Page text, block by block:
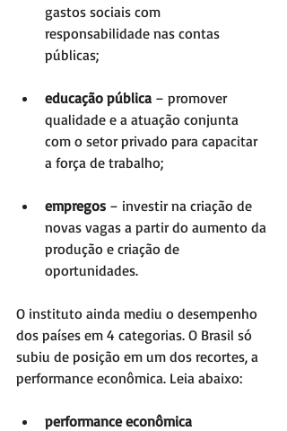
gastos sociais com
responsabilidade nas contas
públicas;
educação pública – promover
qualidade e a atuação conjunta
com o setor privado para capacitar
a força de trabalho;
empregos – investir na criação de
novas vagas a partir do aumento da
produção e criação de
oportunidades.
O instituto ainda mediu o desempenho
dos países em 4 categorias. O Brasil só
subiu de posição em um dos recortes, a
performance econômica. Leia abaixo:
performance econômica